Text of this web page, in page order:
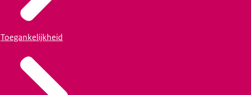
Toegankelijkheid